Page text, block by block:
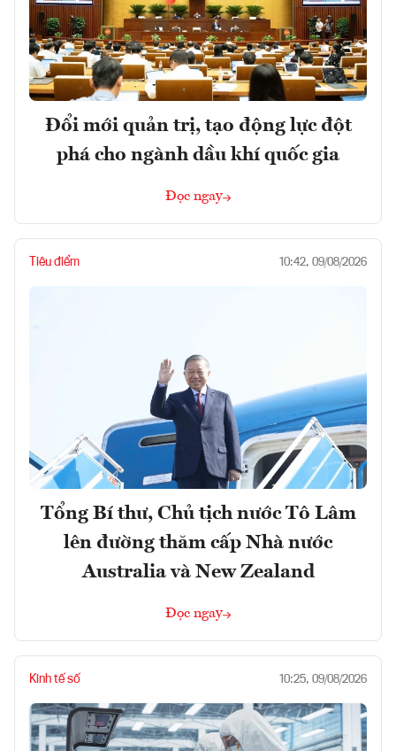
Đổi mới quản trị, tạo động lực đột
phá cho ngành dầu khí quốc gia
Đọc ngay
Tiêu điểm 10:42, 09/08/2026
Tổng Bí thư, Chủ tịch nước Tô Lâm
lên đường thăm cấp Nhà nước
Australia và New Zealand
Đọc ngay
Kinh tế số 10:25, 09/08/2026